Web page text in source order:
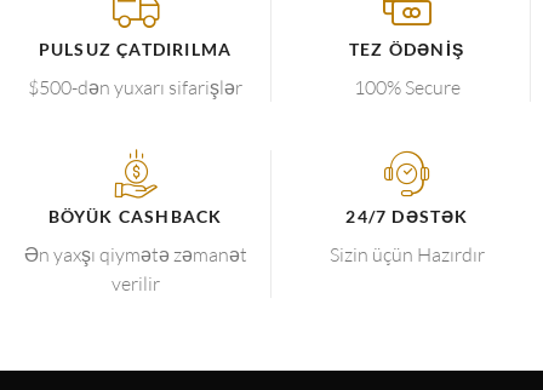
PULSUZ ÇATDIRILMA
$500-dən yuxarı sifarişlər
TEZ ÖDƏNIŞ
100% Secure
BÖYÜK CASHBACK
Ən yaxşı qiymətə zəmanət
verilir
24/7 DƏSTƏK
Sizin üçün Hazırdır